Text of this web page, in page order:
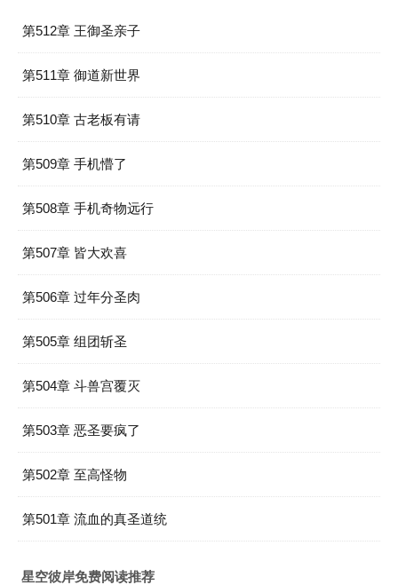
第512章 王御圣亲子
第511章 御道新世界
第510章 古老板有请
第509章 手机懵了
第508章 手机奇物远行
第507章 皆大欢喜
第506章 过年分圣肉
第505章 组团斩圣
第504章 斗兽宫覆灭
第503章 恶圣要疯了
第502章 至高怪物
第501章 流血的真圣道统
星空彼岸免费阅读推荐